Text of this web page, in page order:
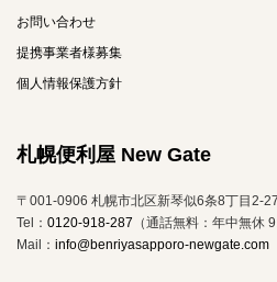
お問い合わせ
提携事業者様募集
個人情報保護方針
札幌便利屋 New Gate
〒001-0906 札幌市北区新琴似6条8丁目2-27
Tel： 0120-918-287 （通話無料：年中無休
Mail： info@benriyasapporo-newgate.com